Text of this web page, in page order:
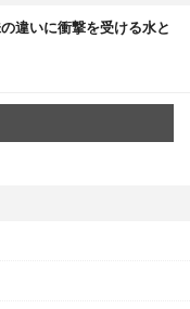
違いに衝撃を受ける水と